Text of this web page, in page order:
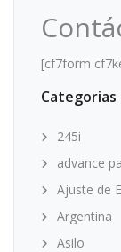
[cf7form
Categorias
245i
advance
Ajuste de
Argentina
Asilo